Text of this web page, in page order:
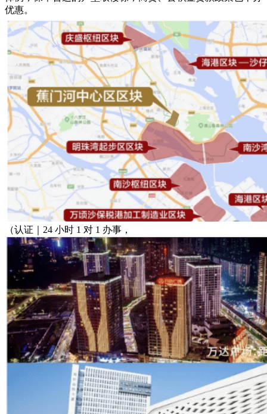
优惠。
（认证｜24 小时 1 对 1 办事，